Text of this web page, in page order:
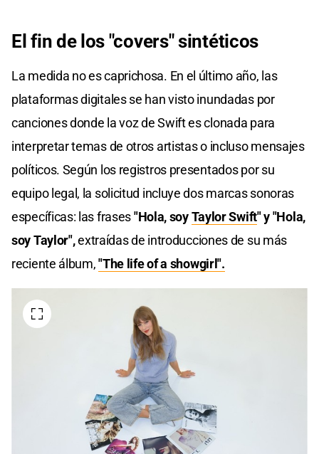
El fin de los "covers" sintéticos
La medida no es caprichosa. En el último año, las
plataformas digitales se han visto inundadas por
canciones donde la voz de Swift es clonada para
interpretar temas de otros artistas o incluso mensajes
políticos. Según los registros presentados por su
equipo legal, la solicitud incluye dos marcas sonoras
específicas: las frases"Hola, soyTaylor Swift" y "Hola,
soy Taylor",extraídas de introducciones de su más
reciente álbum,"The life of a showgirl".